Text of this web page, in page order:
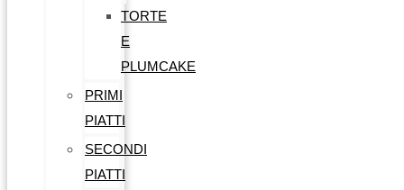
TORTE
E
PLUMCAKE
PRIMI
PIATTI
SECONDI
PIATTI